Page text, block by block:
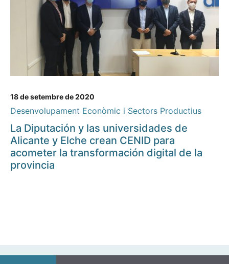
18 de setembre de 2020
Desenvolupament Econòmic i Sectors Productius
La Diputación y las universidades de
Alicante y Elche crean CENID para
acometer la transformación digital de la
provincia